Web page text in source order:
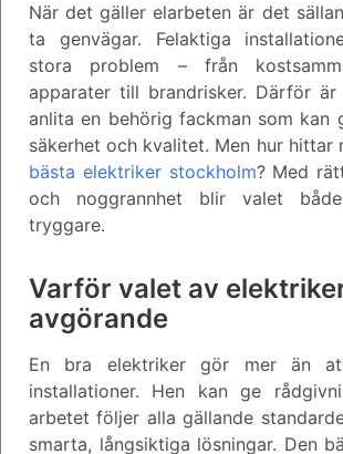
När det gäller elarbeten är det
ta genvägar. Felaktiga
stora problem – från
apparater till brandrisker. Därför
anlita en behörig fackman som kan
säkerhet och kvalitet. Men hur hittar
bästa elektriker stockholm? Med
och noggrannhet blir valet
tryggare.
Varför valet av
avgörande
En bra elektriker gör mer än
installationer. Hen kan ge
arbetet följer alla gällande
smarta, långsiktiga lösningar. Den